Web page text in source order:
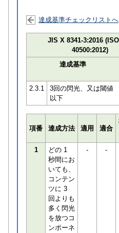
達成基準チェックリストへ
JIS X 8341-3:2016
40500:2012)
達成基準
2.3.1
3回の閃光、又は閾値
以下
項番 達成方法 適用 適合
1
どの 1
秒間にお
いても、
コンテン
ツに 3
回よりも
多く閃光
を放つコ
ンポーネ
- -